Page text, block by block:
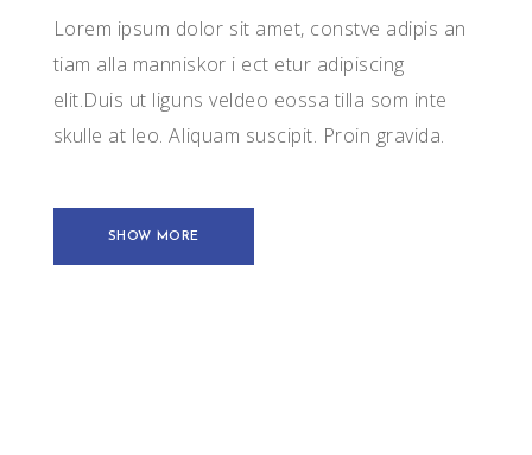
Lorem ipsum dolor sit amet, constve adipis an
tiam alla manniskor i ect etur adipiscing
elit.Duis ut liguns veldeo eossa tilla som inte
skulle at leo. Aliquam suscipit. Proin gravida.
SHOW MORE